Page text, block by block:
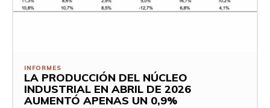
INFORMES
LA PRODUCCIÓN DEL NÚCLEO
INDUSTRIAL EN ABRIL DE 2026
AUMENTÓ APENAS UN 0,9%